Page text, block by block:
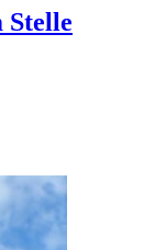
Stelle